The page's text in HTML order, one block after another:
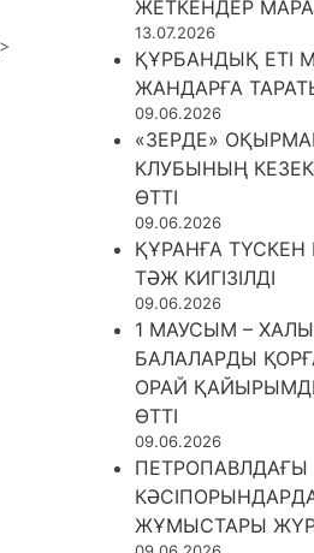
ЖЕТКЕНДЕР
13.07.2026
ҚҰРБАНДЫҚ ЕТІ
ЖАНДАРҒА
09.06.2026
«ЗЕРДЕ»
КЛУБЫНЫҢ
ӨТТІ
09.06.2026
ҚҰРАНҒА ТҮСКЕН
ТӘЖ КИГІЗІЛДІ
09.06.2026
1 МАУСЫМ –
БАЛАЛАРДЫ
ОРАЙ
ӨТТІ
09.06.2026
ПЕТРОПАВЛДАҒЫ
ЖҰМЫСТАРЫ